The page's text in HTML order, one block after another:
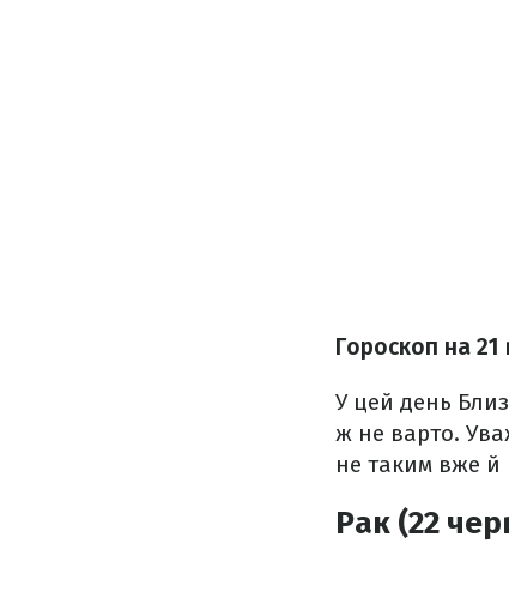
Гороскоп на 21
У цей день
ж не варто.
не таким вже й
Рак (22